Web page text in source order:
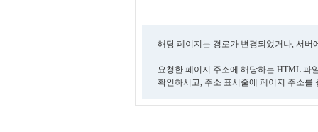
해당 페이지는 경로가 변경되었거나, 서
요청한 페이지 주소에 해당하는 HTML 파
확인하시고, 주소 표시줄에 페이지 주소